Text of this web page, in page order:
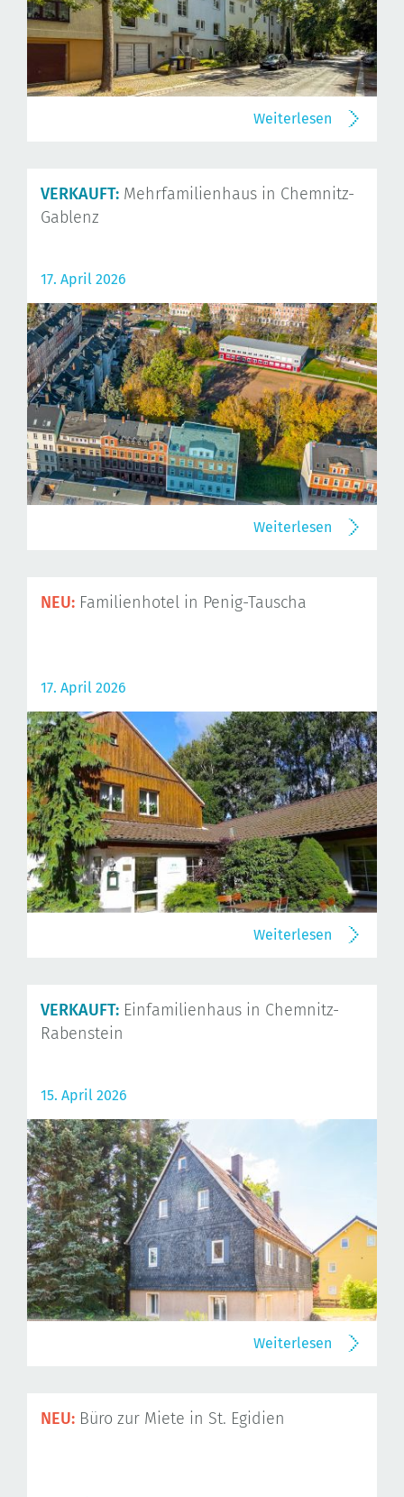
Weiterlesen
VERKAUFT: Mehrfamilienhaus in Chemnitz-
Gablenz
17. April 2026
Weiterlesen
NEU: Familienhotel in Penig-Tauscha
17. April 2026
Weiterlesen
VERKAUFT: Einfamilienhaus in Chemnitz-
Rabenstein
15. April 2026
Weiterlesen
NEU: Büro zur Miete in St. Egidien